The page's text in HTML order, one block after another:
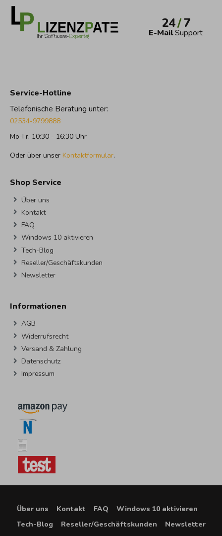
24/7
E-MailSupport
Service-Hotline
Telefonische Beratung unter:
02534-9799888
Mo-Fr, 10:30 - 16:30 Uhr
Oder über unser Kontaktformular.
Shop Service
Über uns
Kontakt
FAQ
Windows 10 aktivieren
Tech-Blog
Reseller/Geschäftskunden
Newsletter
Informationen
AGB
Widerrufsrecht
Versand & Zahlung
Datenschutz
Impressum
Über uns Kontakt FAQ
Windows 10 aktivieren
Tech-Blog
Reseller/Geschäftskunden Newsletter